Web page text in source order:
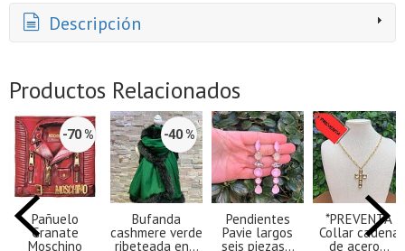
Descripción
Productos Relacionados
-70 %
Pañuelo
Granate
Moschino
-40 %
Bufanda
cashmere verde
ribeteada en...
Pendientes
Pavie largos
seis piezas...
*PREVENTA
Collar cadena
de acero...